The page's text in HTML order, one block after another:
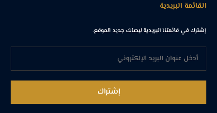
القائمة البريدية
إشترك في قائمتنا البريدية ليصلك جديد الموقع.